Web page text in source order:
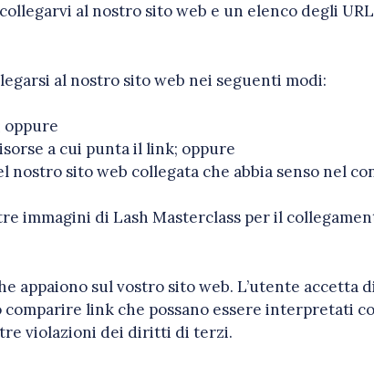
al nostro sito web e un elenco degli
al nostro sito web nei seguenti modi:
oppure
a cui punta il link; oppure
sito web collegata che abbia senso nel
immagini di Lash Masterclass per il
appaiono sul vostro sito web. L’utente
comparire link che possano essere interpretati
violazioni dei diritti di terzi.